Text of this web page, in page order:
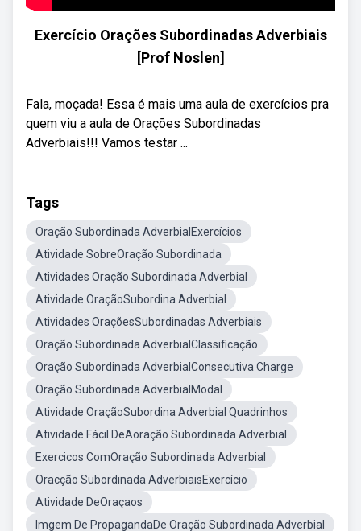
Exercício Orações Subordinadas Adverbiais
[Prof Noslen]
Fala, moçada! Essa é mais uma aula de exercícios pra
quem viu a aula de Orações Subordinadas
Adverbiais!!! Vamos testar ...
Tags
Oração Subordinada AdverbialExercícios
Atividade SobreOração Subordinada
Atividades Oração Subordinada Adverbial
Atividade OraçãoSubordina Adverbial
Atividades OraçõesSubordinadas Adverbiais
Oração Subordinada AdverbialClassificação
Oração Subordinada AdverbialConsecutiva Charge
Oração Subordinada AdverbialModal
Atividade OraçãoSubordina Adverbial Quadrinhos
Atividade Fácil DeAoração Subordinada Adverbial
Exercicos ComOração Subordinada Adverbial
Oracção Subordinada AdverbiaisExercício
Atividade DeOraçaos
Imgem De PropagandaDe Oração Subordinada Adverbial